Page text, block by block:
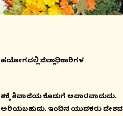
ಜಿಲ್ಲಾಧಿಕಾರಿಗಳ
ಶಿವಾಜಿಯ ಕೊಡುಗೆ ಅಪಾರವಾದುದು.
ಇಂದಿನ ಯುವಕರು ದೇಶದ